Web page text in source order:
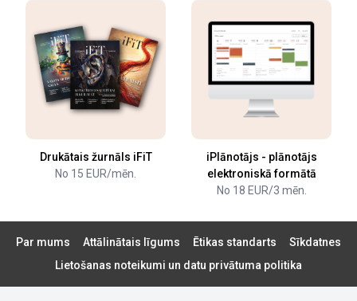
Drukātais žurnāls iFiT
No 15 EUR/mēn.
iPlānotājs - plānotājs
elektroniskā formātā
No 18 EUR/3 mēn.
Par mums Attālinātais līgums Ētikas standarts
Sīkdatnes
Lietošanas noteikumi un datu privātuma politika